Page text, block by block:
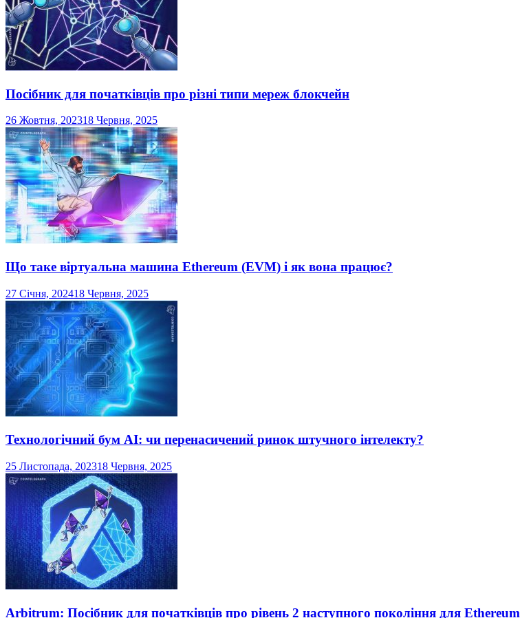
Посібник для початківців про різні типи мереж блокчейн
26 Жовтня, 202318 Червня, 2025
Що таке віртуальна машина Ethereum (EVM) і як вона працює?
27 Січня, 202418 Червня, 2025
Технологічний бум AI: чи перенасичений ринок штучного інтелекту?
25 Листопада, 202318 Червня, 2025
Arbitrum: Посібник для початківців про рівень 2 наступного покоління для Ethereum